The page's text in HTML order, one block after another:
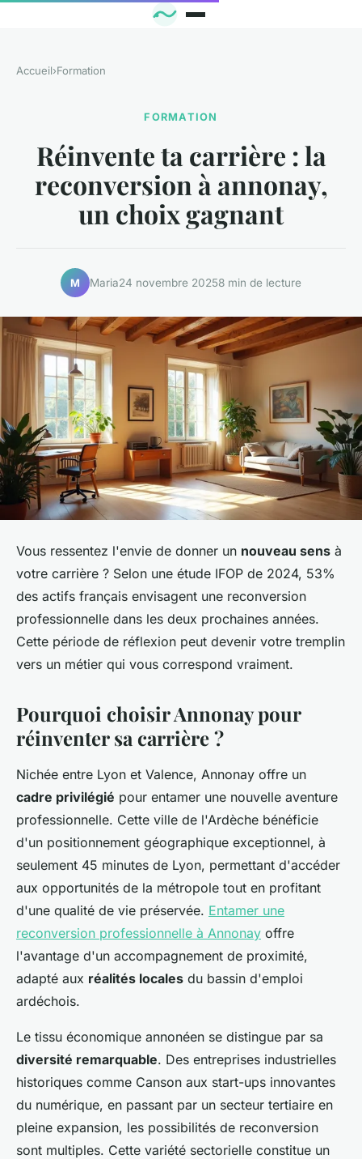
Accueil›Formation
FORMATION
Réinvente ta carrière : la
reconversion à annonay,
un choix gagnant
M Maria24 novembre 20258 min de lecture
Vous ressentez l'envie de donner un nouveau sens à
votre carrière ? Selon une étude IFOP de 2024, 53%
des actifs français envisagent une reconversion
professionnelle dans les deux prochaines années.
Cette période de réflexion peut devenir votre tremplin
vers un métier qui vous correspond vraiment.
Pourquoi choisir Annonay pour
réinventer sa carrière ?
Nichée entre Lyon et Valence, Annonay offre un
cadre privilégié pour entamer une nouvelle aventure
professionnelle. Cette ville de l'Ardèche bénéficie
d'un positionnement géographique exceptionnel, à
seulement 45 minutes de Lyon, permettant d'accéder
aux opportunités de la métropole tout en profitant
d'une qualité de vie préservée. Entamer une
reconversion professionnelle à Annonay offre
l'avantage d'un accompagnement de proximité,
adapté aux réalités locales du bassin d'emploi
ardéchois.
Le tissu économique annonéen se distingue par sa
diversité remarquable. Des entreprises industrielles
historiques comme Canson aux start-ups innovantes
du numérique, en passant par un secteur tertiaire en
pleine expansion, les possibilités de reconversion
sont multiples. Cette variété sectorielle constitue un